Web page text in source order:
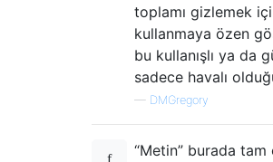
toplamı gizlemek
kullanmaya özen
bu kullanışlı ya da
sadece havalı
— DMGregory
“Metin” burada